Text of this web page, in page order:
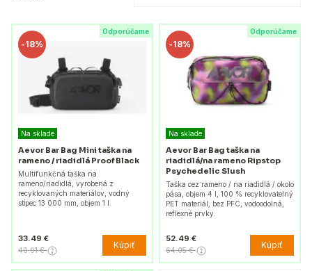
Odporúčame
-18%
Na sklade
Aevor Bar Bag Mini taška na
rameno / riadidlá Proof Black
Multifunkčná taška na
rameno/riadidlá, vyrobená z
recyklovaných materiálov, vodný
stĺpec 13 000 mm, objem 1 l.
33.49 €
40.91 € Kúpiť
Odporúčame
-18%
Na sklade
Aevor Bar Bag taška na
riadidlá/na rameno Ripstop
Psychedelic Slush
Taška cez rameno / na riadidlá / okolo
pása, objem 4 l, 100 % recyklovateľný
PET materiál, bez PFC, vodoodolná,
reflexné prvky.
52.49 €
64.05 € Kúpiť